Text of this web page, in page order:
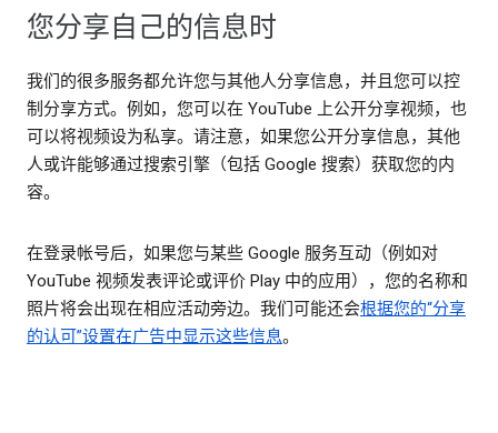
您分享自己的信息时
我们的很多服务都允许您与其他人分享信息，并且您可以控
制分享方式。例如，您可以在 YouTube 上公开分享视频，也
可以将视频设为私享。请注意，如果您公开分享信息，其他
人或许能够通过搜索引擎（包括 Google 搜索）获取您的内
容。
在登录帐号后，如果您与某些 Google 服务互动（例如对
YouTube 视频发表评论或评价 Play 中的应用），您的名称和
照片将会出现在相应活动旁边。我们可能还会根据您的“分享
的认可”设置在广告中显示这些信息。